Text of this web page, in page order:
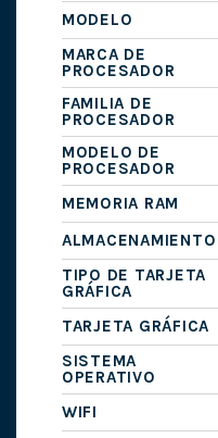
MODELO
MARCA DE
PROCESADOR
FAMILIA DE
PROCESADOR
MODELO DE
PROCESADOR
MEMORIA RAM
ALMACENAMIENTO
TIPO DE TARJETA
GRÁFICA
TARJETA GRÁFICA
SISTEMA
OPERATIVO
WIFI